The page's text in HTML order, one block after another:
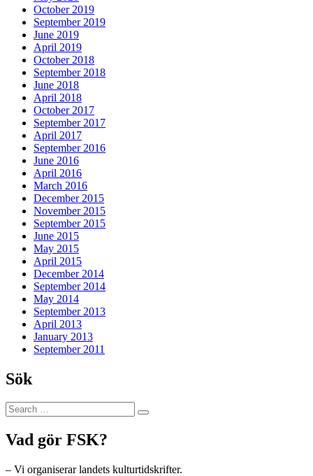
October 2019
September 2019
June 2019
April 2019
October 2018
September 2018
June 2018
April 2018
October 2017
September 2017
April 2017
September 2016
June 2016
April 2016
March 2016
December 2015
November 2015
September 2015
June 2015
May 2015
April 2015
December 2014
September 2014
May 2014
September 2013
April 2013
January 2013
September 2011
Sök
Search
for:
Search
Vad gör FSK?
– Vi organiserar landets kulturtidskrifter.